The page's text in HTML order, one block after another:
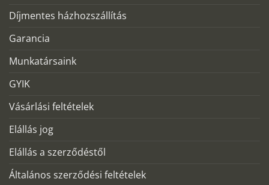
Díjmentes házhozszállítás
Garancia
Munkatársaink
GYIK
Vásárlási feltételek
Elállás jog
Elállás a szerződéstől
Általános szerződési feltételek